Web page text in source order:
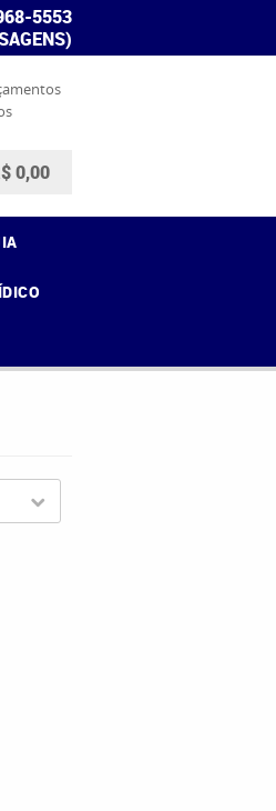
5553
0,00